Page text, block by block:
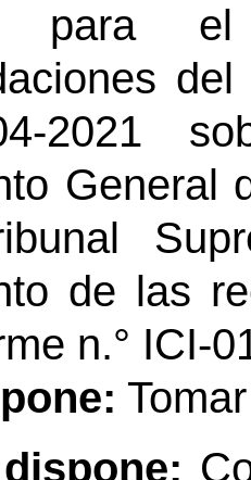
para
2021
General
de las
n.° ICI-